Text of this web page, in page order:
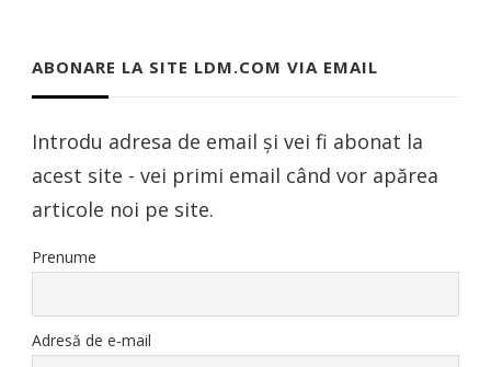
ABONARE LA SITE LDM.COM VIA EMAIL
Introdu adresa de email și vei fi abonat la
acest site - vei primi email când vor apărea
articole noi pe site.
Prenume
Adresă de e-mail